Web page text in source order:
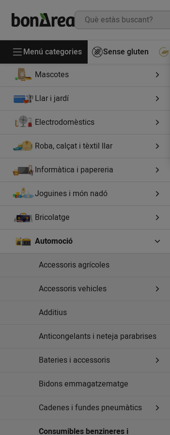
Menú categories Sense gluten
Higiene i cosmètica
Perfumeria
Mascotes
Llar i jardí
Electrodomèstics
Roba, calçat i tèxtil llar
Informàtica i papereria
Joguines i món nadó
Bricolatge
Automoció
Accessoris agrícoles
Accessoris vehicles
Additius
Anticongelants i neteja parabrises
Bateries i accessoris
Bidons emmagatzematge
Cadenes i fundes pneumàtics
Consumibles benzineres i